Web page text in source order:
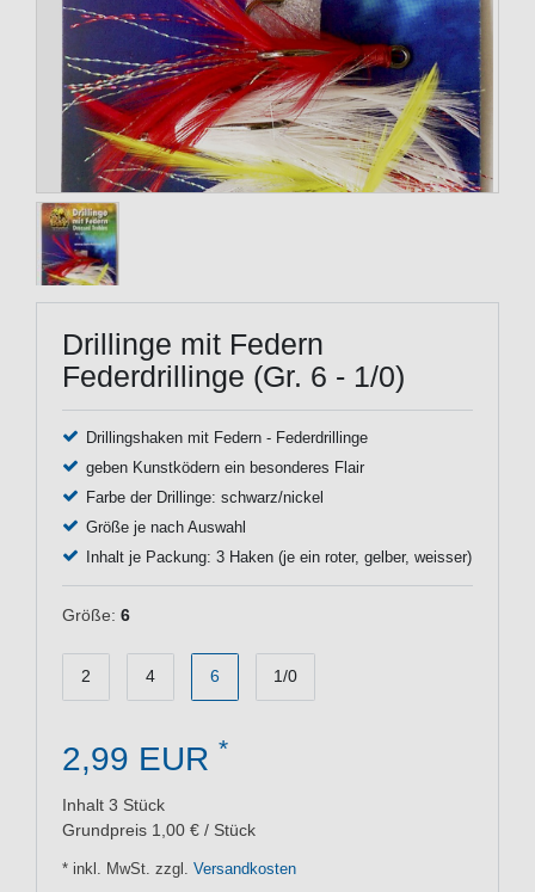
Drillinge mit Federn
Federdrillinge (Gr. 6 - 1/0)
Drillingshaken mit Federn - Federdrillinge
geben Kunstködern ein besonderes Flair
Farbe der Drillinge: schwarz/nickel
Größe je nach Auswahl
Inhalt je Packung: 3 Haken (je ein roter, gelber, weisser)
Größe: 6
2 4 6 1/0
2,99 EUR *
Inhalt 3 Stück
Grundpreis 1,00 € / Stück
* inkl. MwSt. zzgl. Versandkosten